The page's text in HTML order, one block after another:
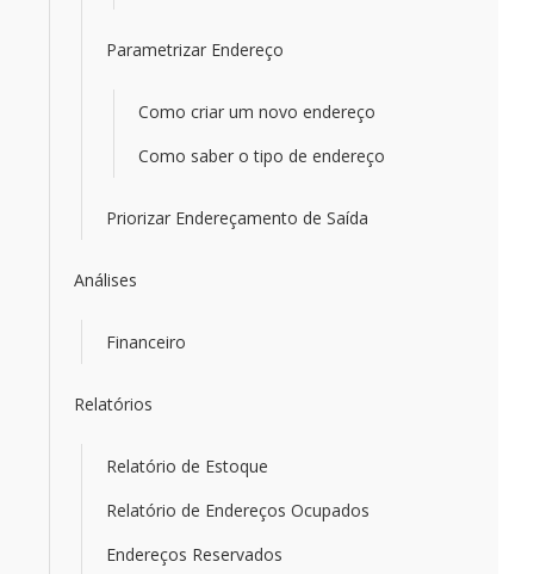
Parametrizar Endereço
Como criar um novo endereço
Como saber o tipo de endereço
Priorizar Endereçamento de Saída
Análises
Financeiro
Relatórios
Relatório de Estoque
Relatório de Endereços Ocupados
Endereços Reservados